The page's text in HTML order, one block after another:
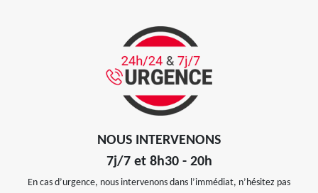
NOUS INTERVENONS
7j/7 et 8h30 - 20h
En cas d’urgence, nous intervenons dans l’immédiat, n’hésitez pas